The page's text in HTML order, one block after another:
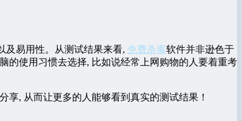
及易用性。从测试结果来看, 免费杀毒软件并非逊色于
的使用习惯去选择, 比如说经常上网购物的人要着重考
, 从而让更多的人能够看到真实的测试结果！